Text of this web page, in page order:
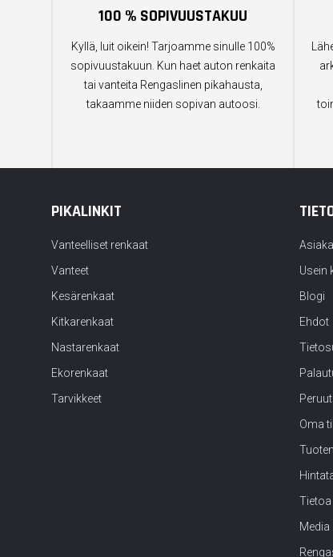
100 % SOPIVUUSTAKUU
Kyllä, luit oikein! Tarjoamme sinulle 100%
sopivuustakuun. Kun haet auton renkaita
tai vanteita Rengaslinen pikahausta,
takaamme niiden sopivan autoosi.
PIKALINKIT
Vanteelliset renkaat
Vanteet
Kesärenkaat
Kitkarenkaat
Nastarenkaat
Ekorenkaat
Tarvikkeet
Usein
Blogi
Ehdot
Oma
Media